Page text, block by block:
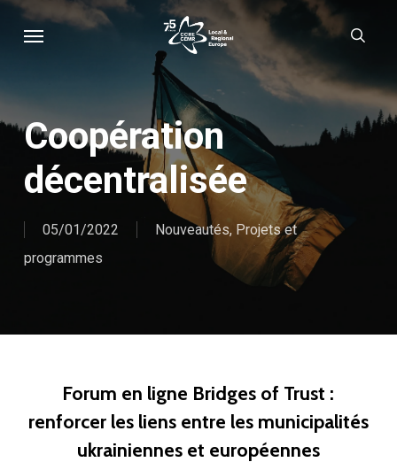
Skip
Menu
Coopération
décentralisée
05/01/2022 Nouveautés, Projets et
programmes
Forum en ligne Bridges of Trust :
renforcer les liens entre les municipalités
ukrainiennes et européennes